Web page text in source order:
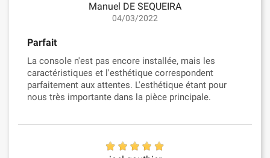
Manuel DE SEQUEIRA
04/03/2022
Parfait
La console n'est pas encore installée, mais les
caractéristiques et l'esthétique correspondent
parfaitement aux attentes. L'esthétique étant pour
nous très importante dans la pièce principale.